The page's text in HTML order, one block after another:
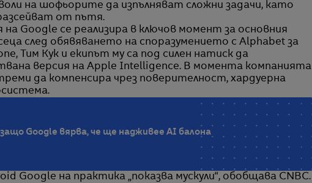
на шофьорите да изпълняват сложни задачи, като
от пътя.
Google се реализира в ключов момент за основния
след обявяването на споразумението с Alphabet за
Тим Кук и екипът му са под силен натиск да
версия на Apple Intelligence. В момента компанията
да компенсира чрез поверителност, хардуерна
защо Google вярва, че ще надживее AI балона
Google на практика „показва мускули“, обобщава CNBC.